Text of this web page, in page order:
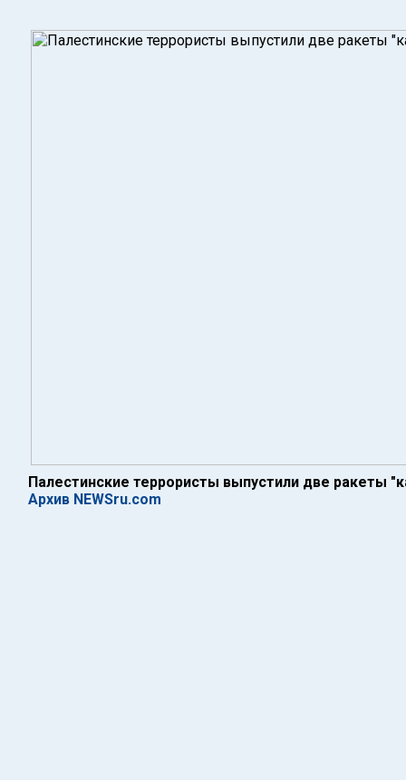
Палестинские террористы выпустили две ракеты
Архив NEWSru.com